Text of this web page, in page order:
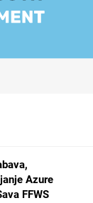
Azure
FFWS